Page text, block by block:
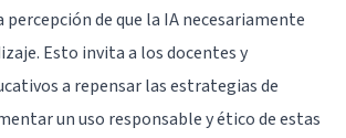
de que la IA necesariamente
Esto invita a los docentes y
a repensar las estrategias de
un uso responsable y ético de estas